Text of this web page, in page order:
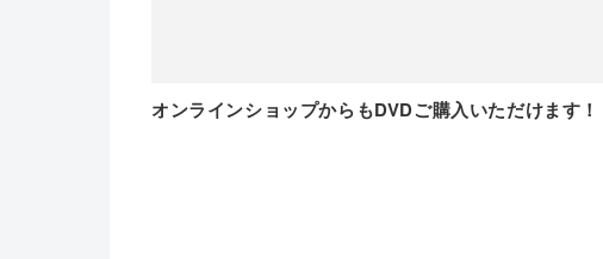
オンラインショップからもDVDご購入いただけます！